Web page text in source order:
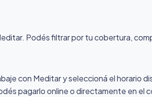
. Podés filtrar por tu cobertura,
con Meditar y seleccioná el horario
pagarlo online o directamente en el